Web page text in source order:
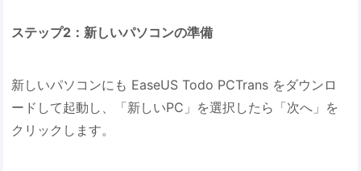
ステップ2：新しいパソコンの準備
新しいパソコンにも EaseUS Todo PCTrans をダウンロ
ードして起動し、「新しいPC」を選択したら「次へ」を
クリックします。